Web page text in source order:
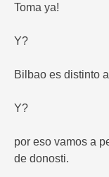
Toma ya!
Y?
Bilbao es distinto
Y?
por eso vamos a
de donosti.